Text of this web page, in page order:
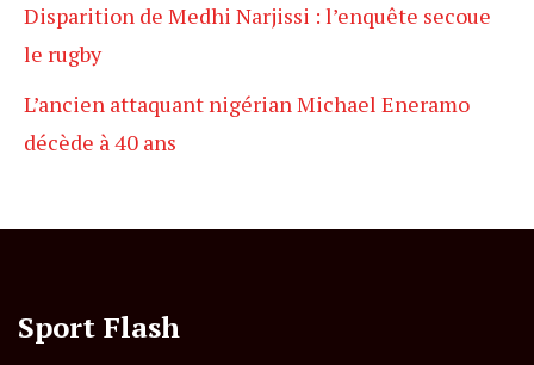
Disparition de Medhi Narjissi : l’enquête secoue
le rugby
L’ancien attaquant nigérian Michael Eneramo
décède à 40 ans
Sport Flash